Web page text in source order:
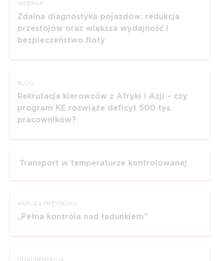
WEBINAR
Zdalna diagnostyka pojazdów: redukcja
przestojów oraz większa wydajność i
bezpieczeństwo floty
BLOG
Rekrutacja kierowców z Afryki i Azji – czy
program KE rozwiąże deficyt 500 tys.
pracowników?
Transport w temperaturze kontrolowanej
ANALIZA PRZYPADKU
Pełna kontrola nad ładunkiem
DOKUMEN­TACJA